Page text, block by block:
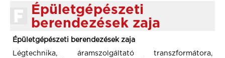
Épületgépészeti
berendezések zaja
Épületgépészeti berendezések zaja
Légtechnika, áramszolgáltató transzformátora,